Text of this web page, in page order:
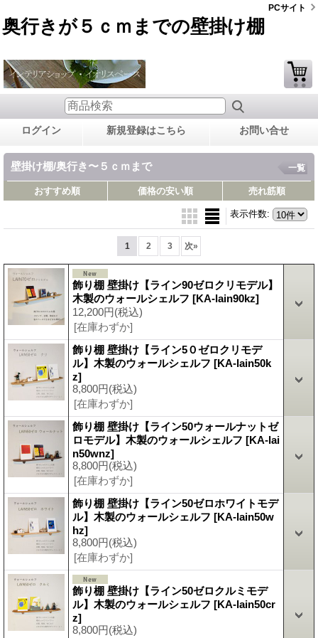
奥行きが５ｃｍまでの壁掛け棚
PCサイト
ログイン 新規登録はこちら お問い合せ
壁掛け棚/奥行き〜５ｃｍまで 一覧
おすすめ順 価格の安い順 売れ筋順
表示件数:
1 2 3 次»
飾り棚 壁掛け【ライン90ゼロクリモデル】
木製のウォールシェルフ [KA-lain90kz]
12,200円(税込)
[在庫わずか]
飾り棚 壁掛け【ライン5０ゼロクリモデ
ル】木製のウォールシェルフ [KA-lain50k
z]
8,800円(税込)
[在庫わずか]
飾り棚 壁掛け【ライン50ウォールナットゼ
ロモデル】木製のウォールシェルフ [KA-lai
n50wnz]
8,800円(税込)
[在庫わずか]
飾り棚 壁掛け【ライン50ゼロホワイトモデ
ル】木製のウォールシェルフ [KA-lain50w
hz]
8,800円(税込)
[在庫わずか]
飾り棚 壁掛け【ライン50ゼロクルミモデ
ル】木製のウォールシェルフ [KA-lain50cr
z]
8,800円(税込)